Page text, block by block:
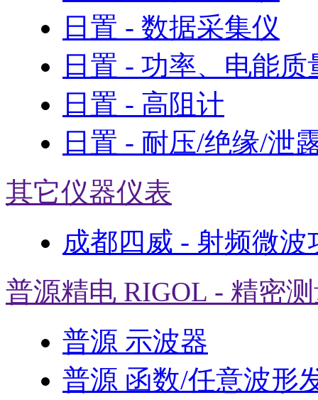
日置 - 数据采集仪
日置 - 功率、电能质
日置 - 高阻计
日置 - 耐压/绝缘/泄
其它仪器仪表
成都四威 - 射频微波
普源精电 RIGOL - 精密
普源 示波器
普源 函数/任意波形